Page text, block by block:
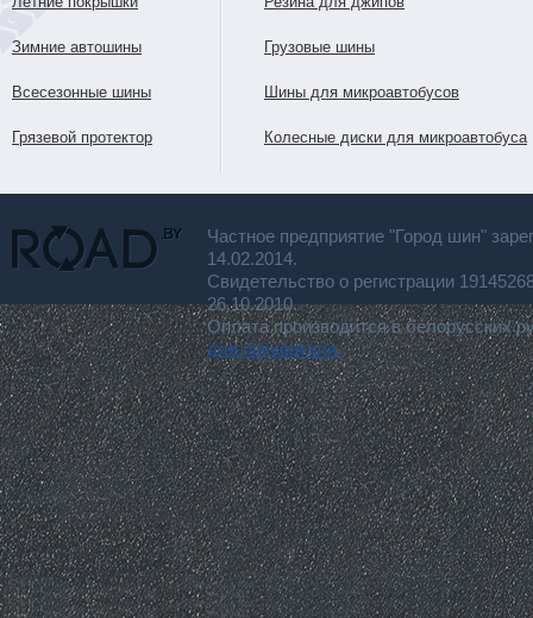
Зимние автошины
Всесезонные шины
Грязевой протектор
Грузовые шины
Шины для микроавтобусов
Колесные диски для микроавтобуса
Частное предприятие "Город шин"
14.02.2014.
Свидетельство о регистрации
26.10.2010.
Оплата производится в белорусских
для покупателя.